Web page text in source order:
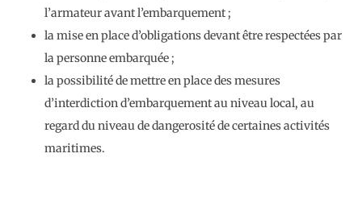
l’armateur avant l’embarquement ;
la mise en place d’obligations devant être respectées par
la personne embarquée ;
la possibilité de mettre en place des mesures
d’interdiction d’embarquement au niveau local, au
regard du niveau de dangerosité de certaines activités
maritimes.